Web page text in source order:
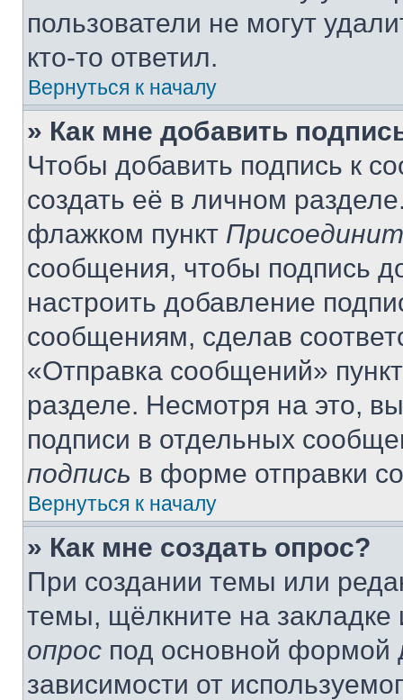
пользователи не могут
кто-то ответил.
Вернуться к началу
» Как мне добавить
Чтобы добавить подпись к
создать её в личном
флажком пункт
сообщения, чтобы подпись
настроить добавление
сообщениям, сделав
«Отправка сообщений»
разделе. Несмотря на это,
подписи в отдельных
подпись в форме отправки
Вернуться к началу
» Как мне создать опрос?
При создании темы или
темы, щёлкните на
опрос под основной формой
зависимости от